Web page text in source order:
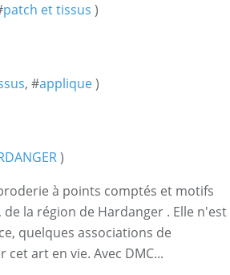
patch et tissus )
, #applique)
)
à points comptés et motifs
la région de Hardanger . Elle n'est
quelques associations de
art en vie. Avec DMC...